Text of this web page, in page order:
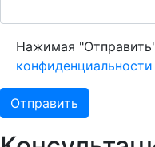
Нажимая